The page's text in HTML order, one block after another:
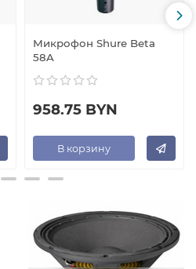
Микрофон Shure Beta
58A
958.75 BYN
В корзину